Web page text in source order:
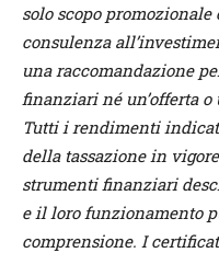
solo scopo
consulenza
una raccomandazione
finanziari né un’offerta
Tutti i rendimenti
della tassazione in
strumenti finanziari
e il loro funzionamento
comprensione. I